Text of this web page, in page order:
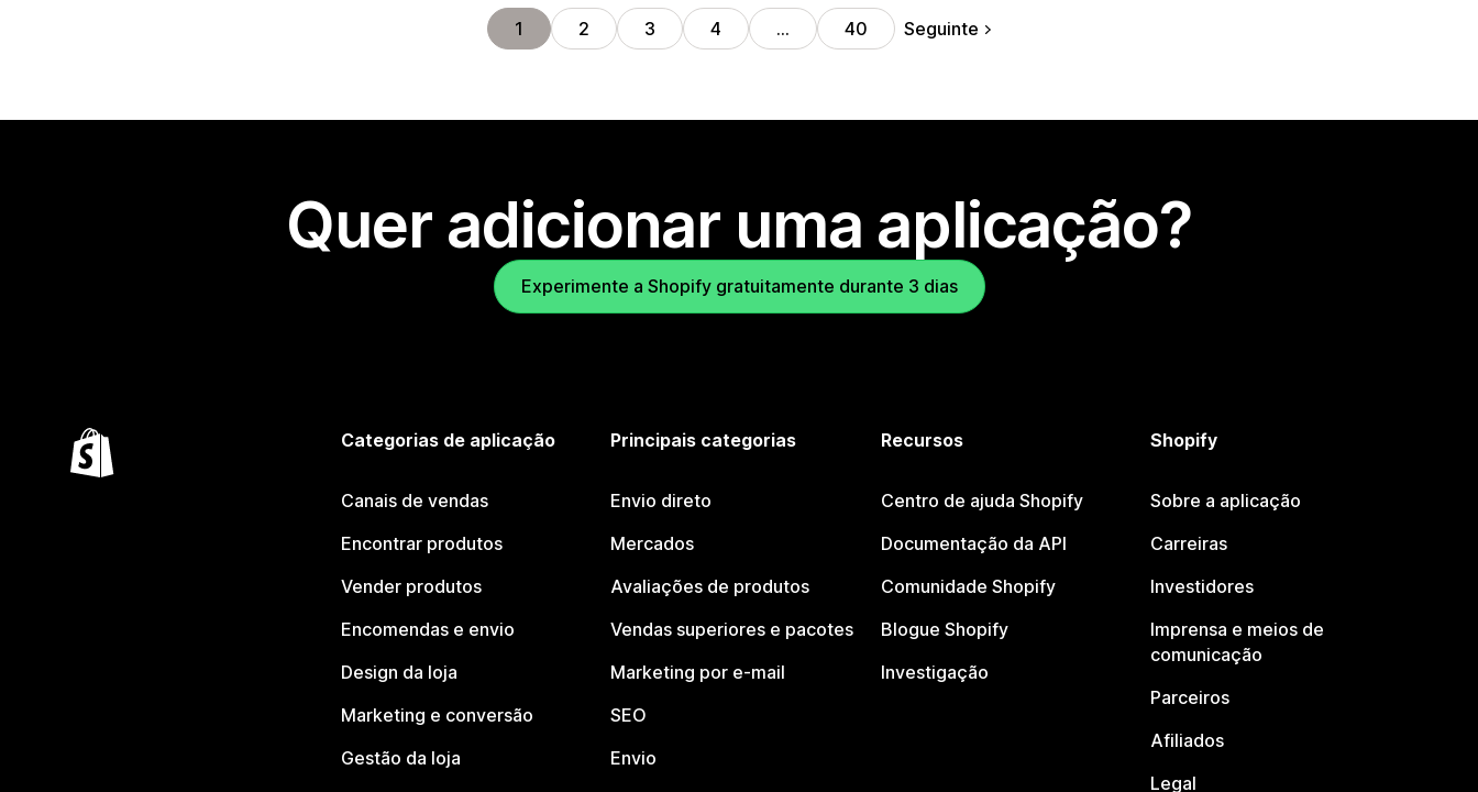
1 2 3 4 … 40 Seguinte
Quer adicionar uma aplicação?
Experimente a Shopify gratuitamente durante 3 dias
Categorias de aplicação
Canais de vendas
Encontrar produtos
Vender produtos
Encomendas e envio
Design da loja
Marketing e conversão
Gestão da loja
Principais categorias
Envio direto
Mercados
Avaliações de produtos
Vendas superiores e pacotes
Marketing por e-mail
SEO
Envio
Recursos
Centro de ajuda Shopify
Documentação da API
Comunidade Shopify
Blogue Shopify
Investigação
Shopify
Sobre a aplicação
Carreiras
Investidores
Imprensa e meios de
comunicação
Parceiros
Afiliados
Legal